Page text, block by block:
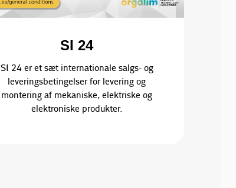
SI 24
SI 24 er et sæt internationale salgs- og
leveringsbetingelser for levering og
montering af mekaniske, elektriske og
elektroniske produkter.